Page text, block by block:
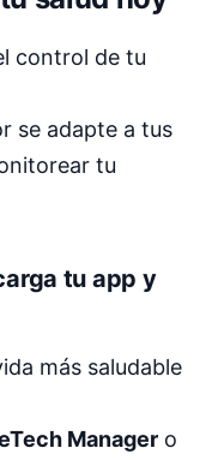
control de tu
se adapte a tus
tu
tu app y
más saludable
Manager o